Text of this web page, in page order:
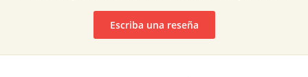
Escriba una reseña